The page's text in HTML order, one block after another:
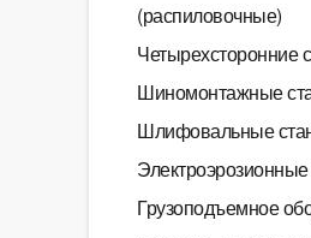
(распиловочные)
Четырехсторонние
Шиномонтажные
Шлифовальные
Электроэрозионные
Грузоподъемное